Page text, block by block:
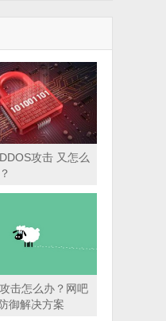
攻击 又怎么
击怎么办？网吧
御解决方案